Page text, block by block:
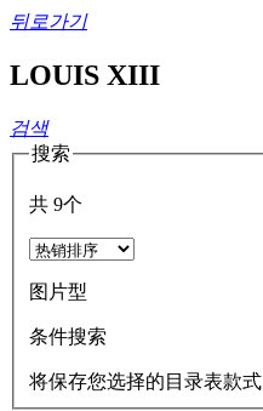
뒤로가기
LOUIS XIII
검색
搜索
共 9个
图片型
条件搜索
将保存您选择的目录表款式